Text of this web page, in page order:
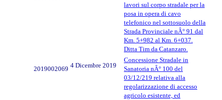
lavori sul corpo stradale per la
posa in opera di cavo
telefonico nel sottosuolo della
Strada Provinciale nÂ° 91 dal
Km. 5+982 al Km. 6+037.
Ditta Tim da Catanzaro.
2019002069 4 Dicembre 2019
Concessione Stradale in
Sanatoria nÂ° 100 del
03/12/219 relativa alla
regolarizzazione di accesso
agricolo esistente, ed